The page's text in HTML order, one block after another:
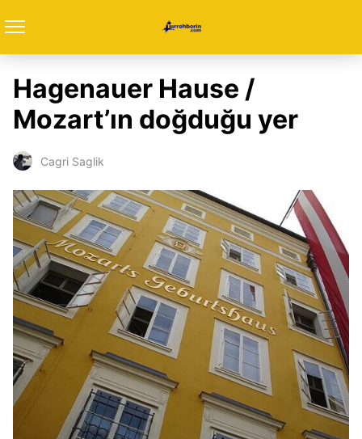
Hagenauer Hause /
Mozart’ın doğduğu yer
Cagri Saglik